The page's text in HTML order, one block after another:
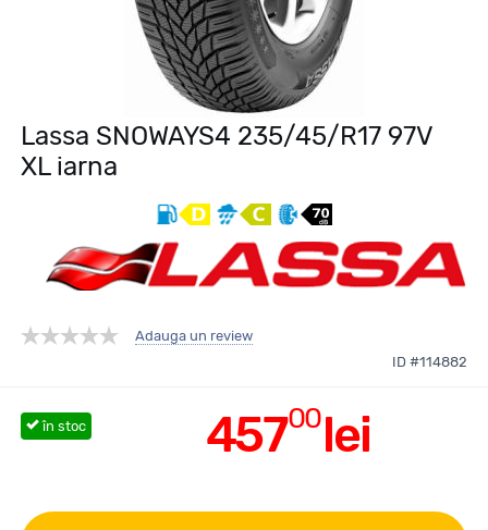
Lassa SNOWAYS4 235/45/R17 97V
XL iarna
Adauga un review
ID #114882
45700lei
în stoc